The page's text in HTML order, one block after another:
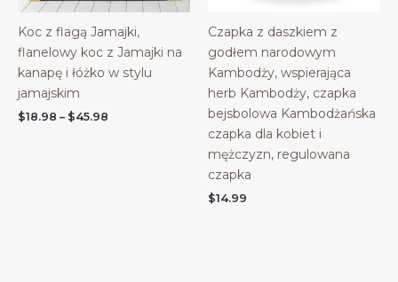
Koc z flagą Jamajki,
flanelowy koc z Jamajki na
kanapę i łóżko w stylu
jamajskim
$18.98 – $45.98
Czapka z daszkiem z
godłem narodowym
Kambodży, wspierająca
herb Kambodży, czapka
bejsbolowa Kambodżańska
czapka dla kobiet i
mężczyzn, regulowana
czapka
$14.99